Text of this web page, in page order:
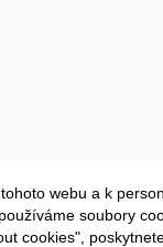
webu a k
soubory
cookies",